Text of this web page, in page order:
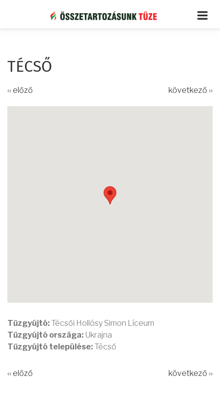
tartalomra
TÉCSŐ
‹‹ előző következő ››
Tűzgyújtó: Técsői Hollósy Simon Líceum
Tűzgyújtó országa: Ukrajna
Tűzgyújtó települése: Técső
‹‹ előző következő ››